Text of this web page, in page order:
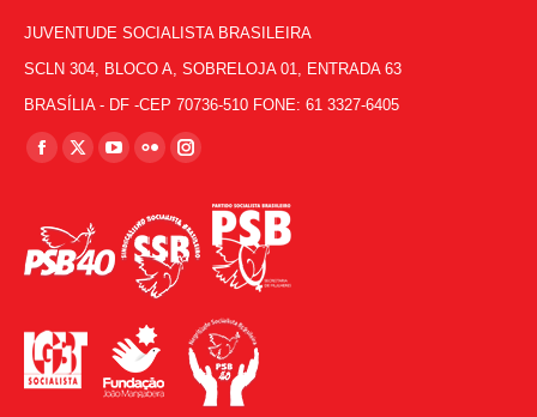
JUVENTUDE SOCIALISTA BRASILEIRA
SCLN 304, BLOCO A, SOBRELOJA 01, ENTRADA 63
BRASÍLIA - DF -CEP 70736-510 FONE: 61 3327-6405
Encontre-nos em:
Facebook
opens
in
X
opens
in
YouTube
opens
in
new
Flickr
opens
in
new
Instagram
opens
in
window